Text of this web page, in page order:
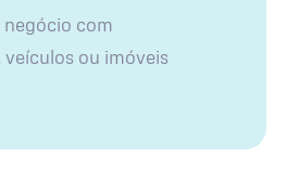
negócio com
ou imóveis